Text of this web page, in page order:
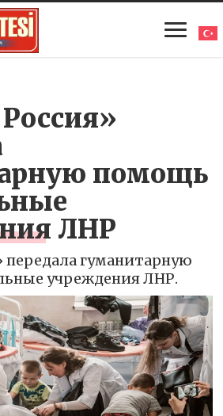
помощь
ЛНР
передала гуманитарную
учреждения ЛНР.